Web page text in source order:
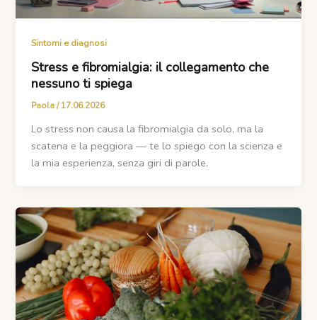
Sintomi e diagnosi
Stress e fibromialgia: il collegamento che
nessuno ti spiega
Paola/17.06.2026
Lo stress non causa la fibromialgia da solo, ma la
scatena e la peggiora — te lo spiego con la scienza e
la mia esperienza, senza giri di parole.